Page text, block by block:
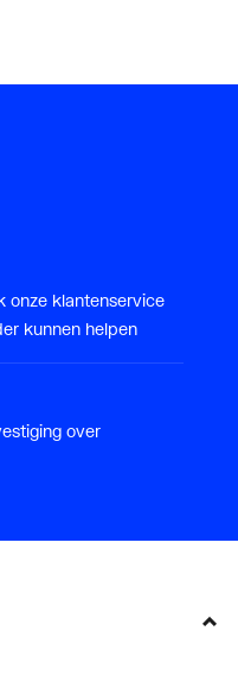
onze klantenservice
kunnen helpen
over